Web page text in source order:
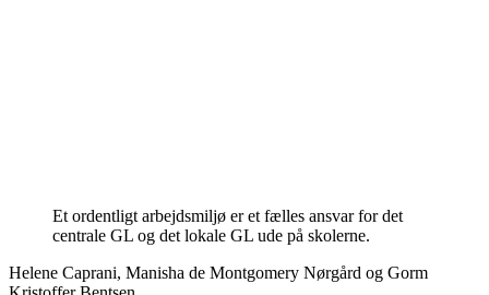
Et ordentligt arbejdsmiljø er et fælles ansvar for det
centrale GL og det lokale GL ude på skolerne.
Helene Caprani, Manisha de Montgomery Nørgård og Gorm